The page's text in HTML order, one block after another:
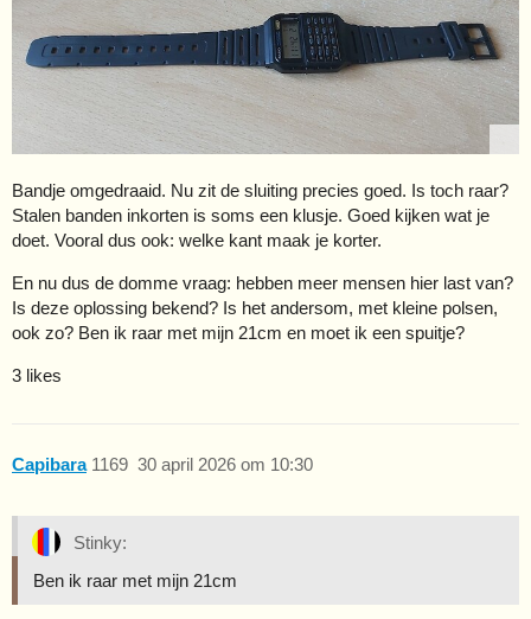
Bandje omgedraaid. Nu zit de sluiting precies goed. Is toch raar?
Stalen banden inkorten is soms een klusje. Goed kijken wat je
doet. Vooral dus ook: welke kant maak je korter.
En nu dus de domme vraag: hebben meer mensen hier last van?
Is deze oplossing bekend? Is het andersom, met kleine polsen,
ook zo? Ben ik raar met mijn 21cm en moet ik een spuitje?
3 likes
Capibara 30 april 2026 om 10:30
1169
Stinky:
Ben ik raar met mijn 21cm